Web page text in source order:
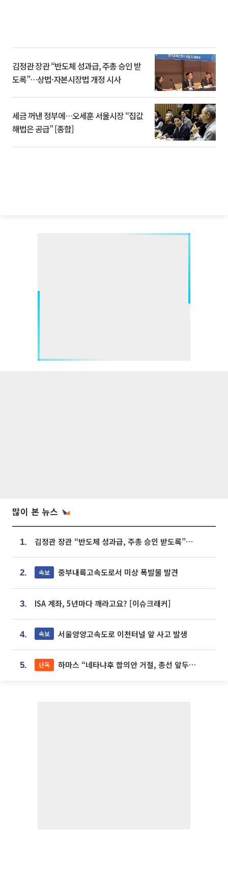
김정관 장관 “반도체 성과급, 주총 승인 받
도록”…상법·자본시장법 개정 시사
세금 꺼낸 정부에…오세훈 서울시장 “집값
해법은 공급” [종합]
많이 본 뉴스
1. 김정관 장관 “반도체 성과급, 주총 승인 받도록”…상법·자본시장법 개정 시사
2. 속보 중부내륙고속도로서 미상 폭발물 발견
3. ISA 계좌, 5년마다 깨라고요? [이슈크래커]
4. 속보 서울양양고속도로 이천터널 앞 사고 발생
5. 단독 하마스 “네타냐후 합의안 거절, 총선 앞두고 시간 끌기”